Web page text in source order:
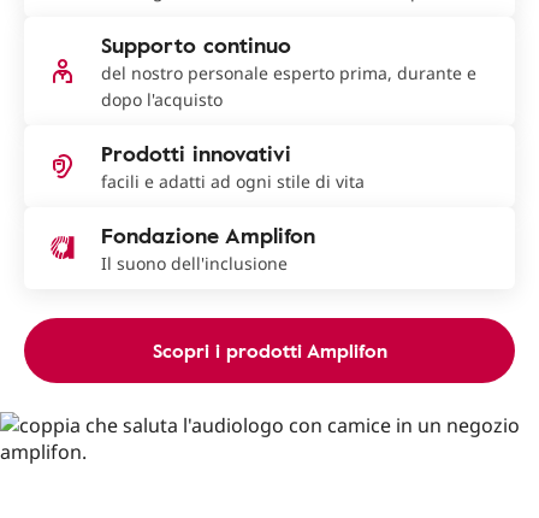
Supporto continuo
del nostro personale esperto prima, durante e
dopo l'acquisto
Prodotti innovativi
facili e adatti ad ogni stile di vita
Fondazione Amplifon
Il suono dell'inclusione
Scopri i prodotti Amplifon